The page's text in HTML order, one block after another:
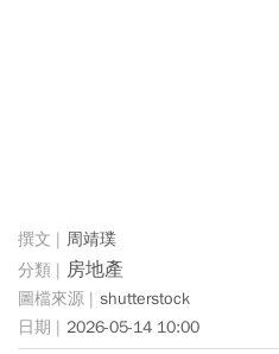
周靖璞
房地產
shutterstock
2026-05-14 10:00